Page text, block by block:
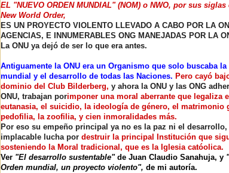
EL "NUEVO ORDEN MUNDIAL" (NOM) o NWO, por sus
New World Order,
ES UN PROYECTO VIOLENTO LLEVADO A CABO POR LA
AGENCIAS, E INNUMERABLES ONG MANEJADAS POR LA
La ONU ya dejó de ser lo que era antes.
Antiguamente la ONU era un Organismo que solo buscaba la
mundial y el desarrollo de todas las Naciones. Pero cayó
dominio del Club Bilderberg, y ahora la ONU y las ONG
ONU, trabajan porimponer una moral aberrante que legaliza
eutanasia, el suicidio, la ideología de género, el matrimonio
pedofilia, la zoofilia, y cien inmoralidades más.
Por eso su empeño principal ya no es la paz ni el
implacable lucha por destruir la principal Institución que
sosteniendo la Moral tradicional, que es la Iglesia catóolica.
Ver "El desarrollo sustentable"de Juan Claudio Sanahuja, y
Orden mundial, un proyecto violento", de mi autoría.